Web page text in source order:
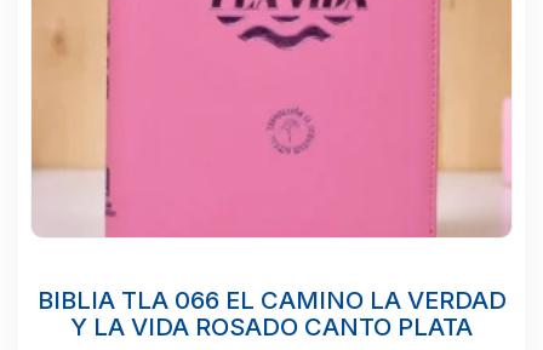
BIBLIA TLA 066 EL CAMINO LA VERDAD
Y LA VIDA ROSADO CANTO PLATA